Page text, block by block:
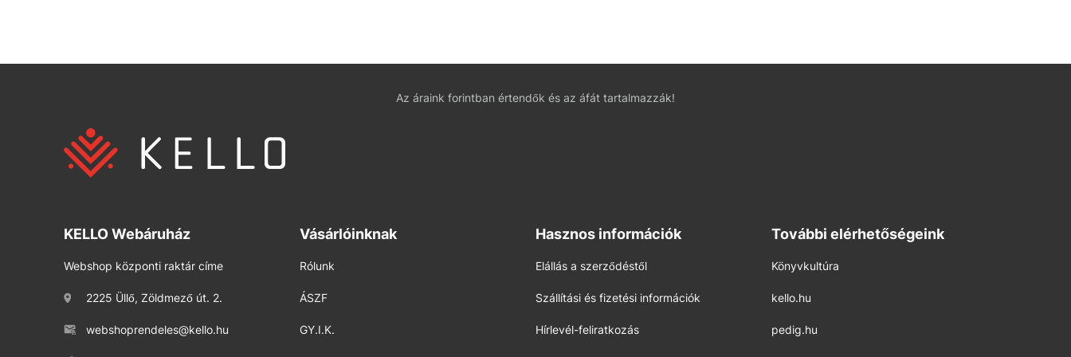
Az áraink forintban értendők és az áfát tartalmazzák!
KELLO Webáruház
Webshop központi raktár címe
2225 Üllő, Zöldmező út. 2.
webshoprendeles@kello.hu
Vásárlóinknak
Rólunk
ÁSZF
GY.I.K.
Hasznos információk
Elállás a szerződéstől
Szállítási és fizetési információk
Hírlevél-feliratkozás
További elérhetőségeink
Könyvkultúra
kello.hu
pedig.hu